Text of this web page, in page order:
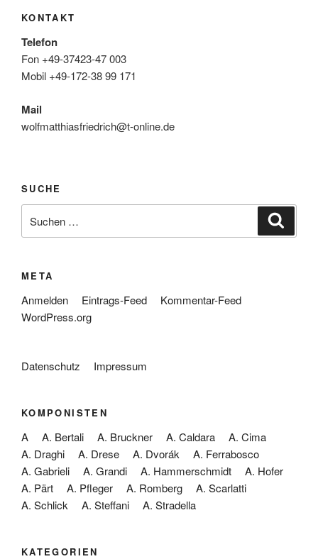
KONTAKT
Telefon
Fon +49-37423-47 003
Mobil +49-172-38 99 171
Mail
wolfmatthiasfriedrich@t-online.de
SUCHE
nach:
META
Anmelden Eintrags-Feed
Kommentar-Feed
WordPress.org
Datenschutz Impressum
KOMPONISTEN
A A. Bertali A. Bruckner A. Caldara
A. Cima
A. Draghi
A. Drese A. Dvorák
A. Ferrabosco
A. Gabrieli
A. Grandi A. Hammerschmidt
A. Hofer
A. Pärt
A. Pfleger A. Romberg
A. Scarlatti
A. Schlick
A. Steffani A. Stradella
KATEGORIEN